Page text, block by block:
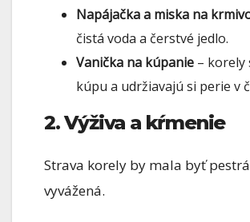
Napájačka a miska na
čistá voda a čerstvé jedlo.
Vanička na kúpanie – korely
kúpu a udržiavajú si perie v
2. Výživa a kŕmenie
Strava korely by mala byť
vyvážená.